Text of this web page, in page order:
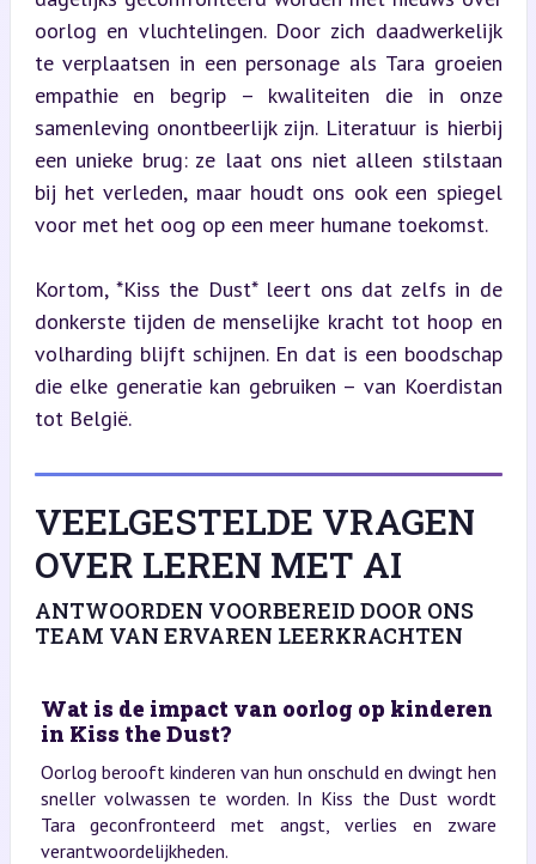
oorlog en vluchtelingen. Door zich daadwerkelijk
te verplaatsen in een personage als Tara groeien
empathie en begrip – kwaliteiten die in onze
samenleving onontbeerlijk zijn. Literatuur is hierbij
een unieke brug: ze laat ons niet alleen stilstaan
bij het verleden, maar houdt ons ook een spiegel
voor met het oog op een meer humane toekomst.
Kortom, *Kiss the Dust* leert ons dat zelfs in de
donkerste tijden de menselijke kracht tot hoop en
volharding blijft schijnen. En dat is een boodschap
die elke generatie kan gebruiken – van Koerdistan
tot België.
VEELGESTELDE VRAGEN
OVER LEREN MET AI
ANTWOORDEN VOORBEREID DOOR ONS
TEAM VAN ERVAREN LEERKRACHTEN
Wat is de impact van oorlog op kinderen
in Kiss the Dust?
Oorlog berooft kinderen van hun onschuld en dwingt hen
sneller volwassen te worden. In Kiss the Dust wordt
Tara geconfronteerd met angst, verlies en zware
verantwoordelijkheden.